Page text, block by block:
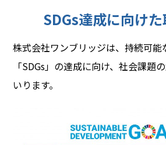
SDGs達成に向け
株式会社ワンブリッジは、持続可能
「SDGs」の達成に向け、社会課題
いります。